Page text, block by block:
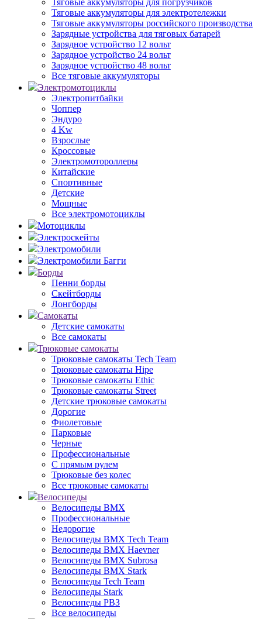
Тяговые аккумуляторы для погрузчиков
Тяговые аккумуляторы для электротележки
Тяговые аккумуляторы российского производства
Зарядные устройства для тяговых батарей
Зарядное устройство 12 вольт
Зарядное устройство 24 вольт
Зарядное устройство 48 вольт
Все тяговые аккумуляторы
Электромотоциклы
Электропитбайки
Чоппер
Эндуро
4 Kw
Взрослые
Кроссовые
Электромотороллеры
Китайские
Спортивные
Детские
Мощные
Все электромотоциклы
Мотоциклы
Электроскейты
Электромобили
Электромобили Багги
Борды
Пенни борды
Скейтборды
Лонгборды
Самокаты
Детские самокаты
Все самокаты
Трюковые самокаты
Трюковые самокаты Tech Team
Трюковые самокаты Hipe
Трюковые самокаты Ethic
Трюковые самокаты Street
Детские трюковые самокаты
Дорогие
Фиолетовые
Парковые
Черные
Профессиональные
С прямым рулем
Трюковые без колес
Все трюковые самокаты
Велосипеды
Велосипеды BMX
Профессиональные
Недорогие
Велосипеды BMX Tech Team
Велосипеды BMX Haevner
Велосипеды BMX Subrosa
Велосипеды BMX Stark
Велосипеды Tech Team
Велосипеды Stark
Велосипеды РВЗ
Все велосипеды